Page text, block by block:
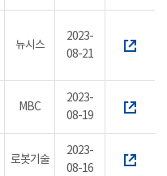
뉴시스
2023-
08-21
MBC
2023-
08-19
로봇기술
2023-
08-16